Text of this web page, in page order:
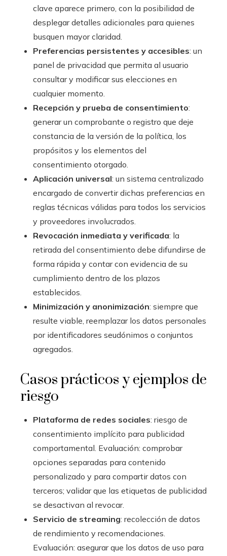
clave aparece primero, con la posibilidad de
desplegar detalles adicionales para quienes
busquen mayor claridad.
Preferencias persistentes y accesibles: un
panel de privacidad que permita al usuario
consultar y modificar sus elecciones en
cualquier momento.
Recepción y prueba de consentimiento:
generar un comprobante o registro que deje
constancia de la versión de la política, los
propósitos y los elementos del
consentimiento otorgado.
Aplicación universal: un sistema centralizado
encargado de convertir dichas preferencias en
reglas técnicas válidas para todos los servicios
y proveedores involucrados.
Revocación inmediata y verificada: la
retirada del consentimiento debe difundirse de
forma rápida y contar con evidencia de su
cumplimiento dentro de los plazos
establecidos.
Minimización y anonimización: siempre que
resulte viable, reemplazar los datos personales
por identificadores seudónimos o conjuntos
agregados.
Casos prácticos y ejemplos de
riesgo
Plataforma de redes sociales: riesgo de
consentimiento implícito para publicidad
comportamental. Evaluación: comprobar
opciones separadas para contenido
personalizado y para compartir datos con
terceros; validar que las etiquetas de publicidad
se desactivan al revocar.
Servicio de streaming: recolección de datos
de rendimiento y recomendaciones.
Evaluación: asegurar que los datos de uso para